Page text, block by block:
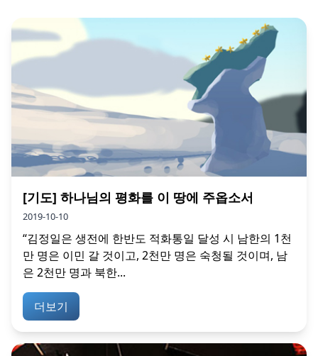
[기도] 하나님의 평화를 이 땅에 주옵소서
2019-10-10
“김정일은 생전에 한반도 적화통일 달성 시 남한의 1천
만 명은 이민 갈 것이고, 2천만 명은 숙청될 것이며, 남
은 2천만 명과 북한...
더보기